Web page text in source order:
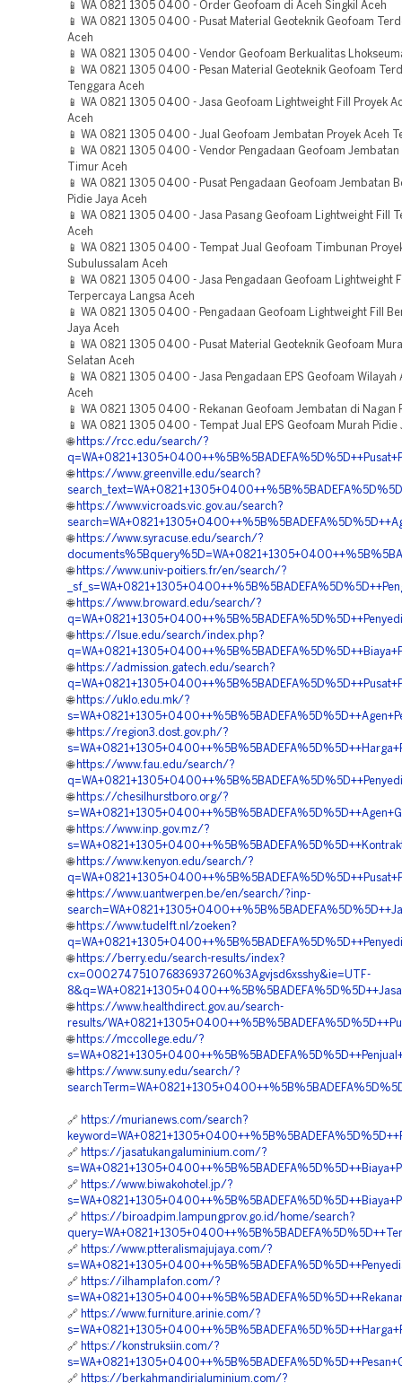
📱 WA 0821 1305 0400 - Order Geofoam di Aceh Singkil Aceh
📱 WA 0821 1305 0400 - Pusat Material Geoteknik Geofoam
Aceh
📱 WA 0821 1305 0400 - Vendor Geofoam Berkualitas
📱 WA 0821 1305 0400 - Pesan Material Geoteknik Geofoam
Tenggara Aceh
📱 WA 0821 1305 0400 - Jasa Geofoam Lightweight Fill Proyek
Aceh
📱 WA 0821 1305 0400 - Jual Geofoam Jembatan Proyek Aceh
📱 WA 0821 1305 0400 - Vendor Pengadaan Geofoam Jembatan
Timur Aceh
📱 WA 0821 1305 0400 - Pusat Pengadaan Geofoam Jembatan
Pidie Jaya Aceh
📱 WA 0821 1305 0400 - Jasa Pasang Geofoam Lightweight Fill
Aceh
📱 WA 0821 1305 0400 - Tempat Jual Geofoam Timbunan
Subulussalam Aceh
📱 WA 0821 1305 0400 - Jasa Pengadaan Geofoam Lightweight
Terpercaya Langsa Aceh
📱 WA 0821 1305 0400 - Pengadaan Geofoam Lightweight Fill
Jaya Aceh
📱 WA 0821 1305 0400 - Pusat Material Geoteknik Geofoam
Selatan Aceh
📱 WA 0821 1305 0400 - Jasa Pengadaan EPS Geofoam Wilayah
Aceh
📱 WA 0821 1305 0400 - Rekanan Geofoam Jembatan di Nagan
📱 WA 0821 1305 0400 - Tempat Jual EPS Geofoam Murah Pidie
🌐 https://rcc.edu/search/?
🌐 https://www.greenville.edu/search?
🌐 https://www.vicroads.vic.gov.au/search?
🌐 https://www.syracuse.edu/search/?
🌐 https://www.univ-poitiers.fr/en/search/?
🌐 https://www.broward.edu/search/?
🌐 https://lsue.edu/search/index.php?
🌐 https://admission.gatech.edu/search?
🌐 https://uklo.edu.mk/?
🌐 https://region3.dost.gov.ph/?
🌐 https://www.fau.edu/search/?
🌐 https://chesilhurstboro.org/?
🌐 https://www.inp.gov.mz/?
🌐 https://www.kenyon.edu/search/?
🌐 https://www.uantwerpen.be/en/search/?inp-
🌐 https://www.tudelft.nl/zoeken?
🌐 https://berry.edu/search-results/index?
cx=000274751076836937260%3Agvjsd6xsshy&ie=UTF-
🌐 https://www.healthdirect.gov.au/search-
results/
🌐 https://mccollege.edu/?
🌐 https://www.suny.edu/search/?
🔗 https://murianews.com/search?
🔗 https://jasatukangaluminium.com/?
🔗 https://www.biwakohotel.jp/?
🔗 https://biroadpim.lampungprov.go.id/home/search?
🔗 https://www.ptteralismajujaya.com/?
🔗 https://ilhamplafon.com/?
🔗 https://www.furniture.arinie.com/?
🔗 https://konstruksiin.com/?
🔗 https://berkahmandirialuminium.com/?